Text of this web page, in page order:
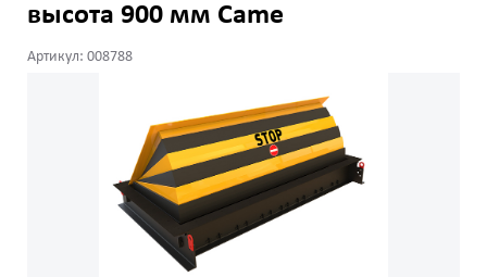
высота 900 мм Came
Артикул: 008788